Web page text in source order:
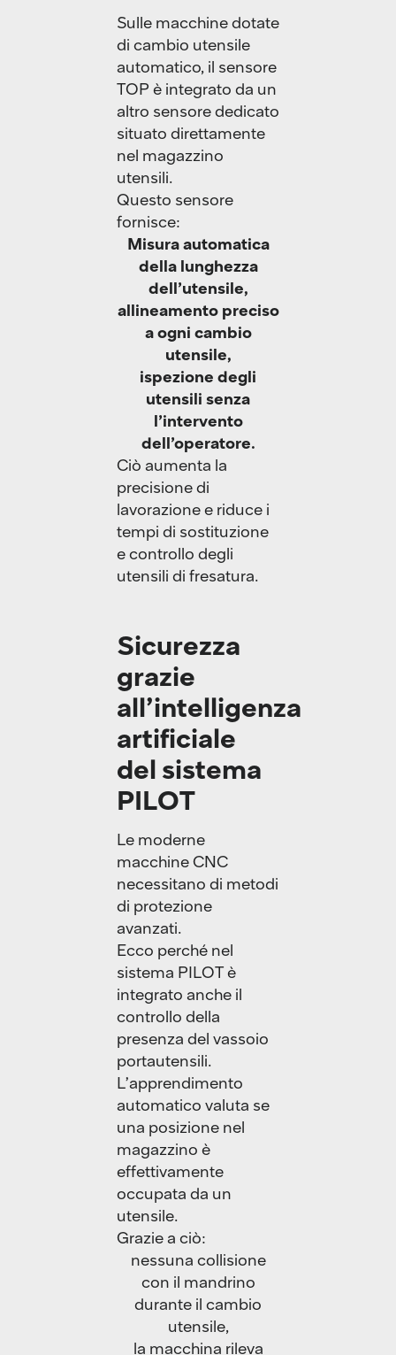
Sulle macchine dotate
di cambio utensile
automatico, il sensore
TOP è integrato da un
altro sensore dedicato
situato direttamente
nel magazzino
utensili.
Questo sensore
fornisce:
Misura automatica
della lunghezza
dell’utensile,
allineamento preciso
a ogni cambio
utensile,
ispezione degli
utensili senza
l’intervento
dell’operatore.
Ciò aumenta la
precisione di
lavorazione e riduce i
tempi di sostituzione
e controllo degli
utensili di fresatura.
Sicurezza
grazie
all’intelligenza
artificiale
del sistema
PILOT
Le moderne
macchine CNC
necessitano di metodi
di protezione
avanzati.
Ecco perché nel
sistema PILOT è
integrato anche il
controllo della
presenza del vassoio
portautensili.
L’apprendimento
automatico valuta se
una posizione nel
magazzino è
effettivamente
occupata da un
utensile.
Grazie a ciò:
nessuna collisione
con il mandrino
durante il cambio
utensile,
la macchina rileva